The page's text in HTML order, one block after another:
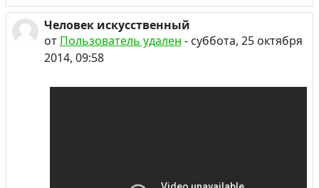
Человек искусственный
от Пользователь удален - суббота, 25 октября
2014, 09:58